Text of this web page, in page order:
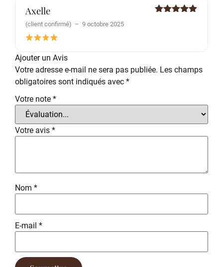
Axelle
(client confirmé) – 9 octobre 2025
Ajouter un Avis
Votre adresse e-mail ne sera pas publiée. Les champs
obligatoires sont indiqués avec *
Votre note *
Votre avis *
Nom *
E-mail *